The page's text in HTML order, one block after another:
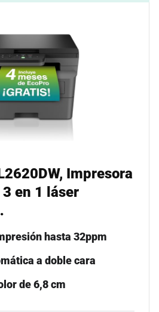
Impresora
en 1 láser
hasta 32ppm
a doble cara
de 6,8 cm